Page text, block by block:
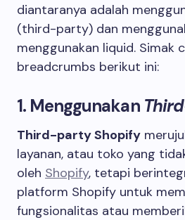
diantaranya adalah
(third-party) dan
menggunakan liquid. Simak
breadcrumbs berikut ini:
1. Menggunakan
Third-party Shopify
layanan, atau toko yang
oleh Shopify, tetapi
platform Shopify untuk
fungsionalitas atau